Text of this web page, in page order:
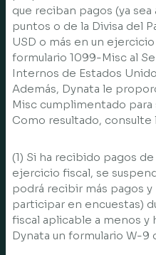
que reciban pagos (ya
puntos o de la Divisa del
USD o más en un
formulario 1099-Misc al
Internos de Estados
Además, Dynata le
Misc cumplimentado
Como resultado, consulte
(1) Si ha recibido pagos
ejercicio fiscal, se
podrá recibir más pagos
participar en encuestas)
fiscal aplicable a menos y
Dynata un formulario W-